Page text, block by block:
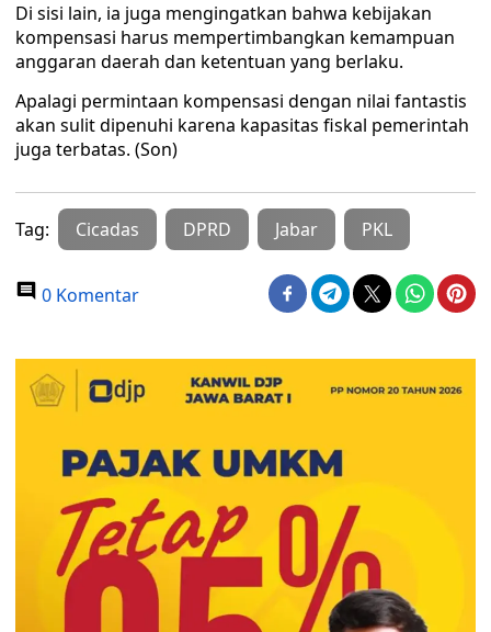
Di sisi lain, ia juga mengingatkan bahwa kebijakan
kompensasi harus mempertimbangkan kemampuan
anggaran daerah dan ketentuan yang berlaku.
Apalagi permintaan kompensasi dengan nilai fantastis
akan sulit dipenuhi karena kapasitas fiskal pemerintah
juga terbatas. (Son)
Tag: Cicadas DPRD Jabar PKL
0 Komentar